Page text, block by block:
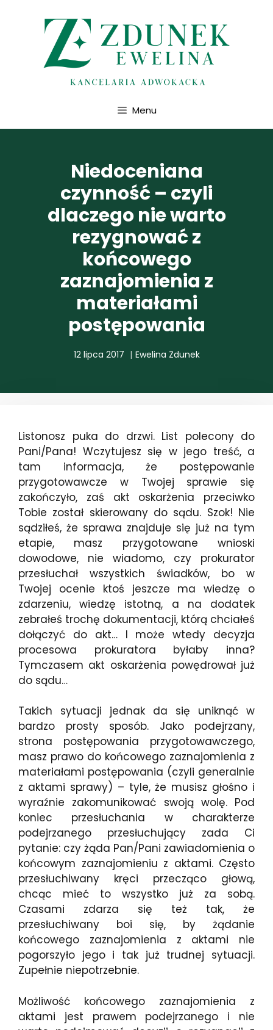
Menu
Niedoceniana
czynność – czyli
dlaczego nie warto
rezygnować z
końcowego
zaznajomienia z
materiałami
postępowania
12 lipca 2017 Ewelina Zdunek
Listonosz puka do drzwi. List polecony do
Pani/Pana! Wczytujesz się w jego treść, a
tam informacja, że postępowanie
przygotowawcze w Twojej sprawie się
zakończyło, zaś akt oskarżenia przeciwko
Tobie został skierowany do sądu. Szok! Nie
sądziłeś, że sprawa znajduje się już na tym
etapie, masz przygotowane wnioski
dowodowe, nie wiadomo, czy prokurator
przesłuchał wszystkich świadków, bo w
Twojej ocenie ktoś jeszcze ma wiedzę o
zdarzeniu, wiedzę istotną, a na dodatek
zebrałeś trochę dokumentacji, którą chciałeś
dołączyć do akt… I może wtedy decyzja
procesowa prokuratora byłaby inna?
Tymczasem akt oskarżenia powędrował już
do sądu…
Takich sytuacji jednak da się uniknąć w
bardzo prosty sposób. Jako podejrzany,
strona postępowania przygotowawczego,
masz prawo do końcowego zaznajomienia z
materiałami postępowania (czyli generalnie
z aktami sprawy) – tyle, że musisz głośno i
wyraźnie zakomunikować swoją wolę. Pod
koniec przesłuchania w charakterze
podejrzanego przesłuchujący zada Ci
pytanie: czy żąda Pan/Pani zawiadomienia o
końcowym zaznajomieniu z aktami. Często
przesłuchiwany kręci przecząco głową,
chcąc mieć to wszystko już za sobą.
Czasami zdarza się też tak, że
przesłuchiwany boi się, by żądanie
końcowego zaznajomienia z aktami nie
pogorszyło jego i tak już trudnej sytuacji.
Zupełnie niepotrzebnie.
Możliwość końcowego zaznajomienia z
aktami jest prawem podejrzanego i nie